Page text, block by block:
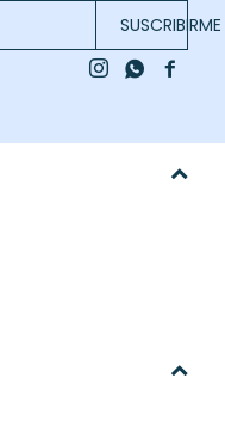
SUSCRIBIRME

 